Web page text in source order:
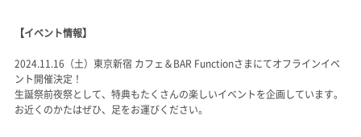
【イベント情報】
2024.11.16（土）東京新宿 カフェ＆BAR Functionさまにてオフラインイベ
ント開催決定！
生誕祭前夜祭として、特典もたくさんの楽しいイベントを企画しています。
お近くのかたはぜひ、足をお運びください。